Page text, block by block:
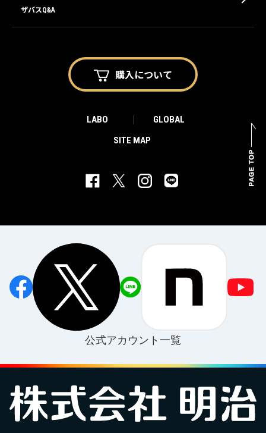
ザバスQ&A
購入について
LABO
GLOBAL
SITE MAP
公式アカウント一覧